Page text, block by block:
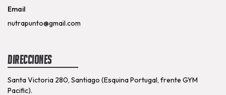
Email
nutrapunto@gmail.com
Direcciones
Santa Victoria 280, Santiago (Esquina Portugal, frente GYM
Pacific).